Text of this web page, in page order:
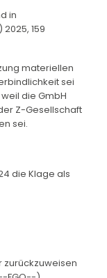
in
159
materiellen
sei
die GmbH
Z-Gesellschaft
sei.
die Klage als
zurückzuweisen